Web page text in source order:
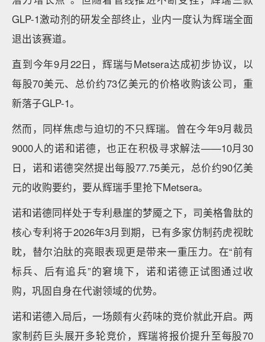
GLP-1激动剂的研发全部终止，业内一度认为辉瑞全面
退出该赛道。
直到今年9月22日，辉瑞与Metsera达成初步协议，以
每股70美元、总价约73亿美元的价格收购该公司，重
新落子GLP-1。
然而，同样焦虑与迫切的不只辉瑞。曾在今年9月裁员
9000人的诺和诺德，也正在积极寻求解法——10月30
日，诺和诺德突然提出每股77.75美元，总价约90亿美
元的收购要约，要从辉瑞手里抢下Metsera。
诺和诺德同样处于专利悬崖的梦魇之下，司美格鲁肽的
核心专利将于2026年3月到期，已有多家仿制药虎视眈
眈，替尔泊肽的亮眼表现更是带来一重压力。在“前有
标兵、后有追兵”的窘境下，诺和诺德正试图通过收
购，巩固自身在代谢领域的优势。
诺和诺德入局后，一场颇有火药味的竞价就此开启。两
家制药巨头展开多轮竞价，辉瑞将报价提升至每股70